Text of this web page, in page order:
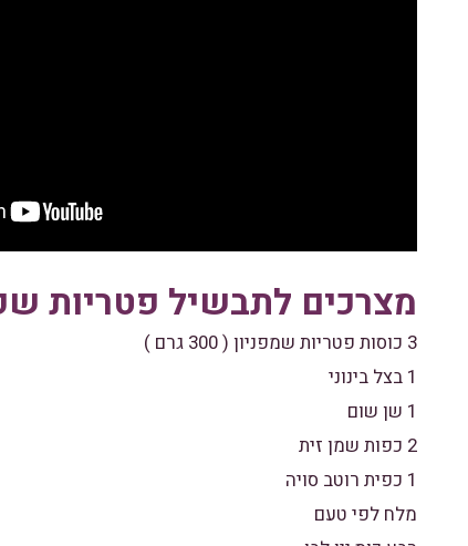
מצרכים לתבשיל פטריות
3 כוסות פטריות שמפניון ( 300 גרם )
1 בצל בינוני
1 שן שום
2 כפות שמן זית
1 כפית רוטב סויה
מלח לפי טעם